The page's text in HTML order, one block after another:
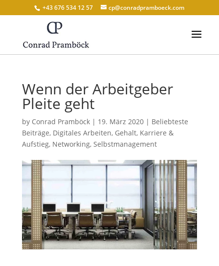
+43 676 534 12 57 cp@conradpramboeck.com
Wenn der Arbeitgeber
Pleite geht
by Conrad Pramböck| 19. März 2020| Beliebteste
Beiträge, Digitales Arbeiten, Gehalt, Karriere &
Aufstieg, Networking, Selbstmanagement